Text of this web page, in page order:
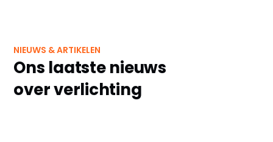
NIEUWS & ARTIKELEN
Ons laatste nieuws
over verlichting